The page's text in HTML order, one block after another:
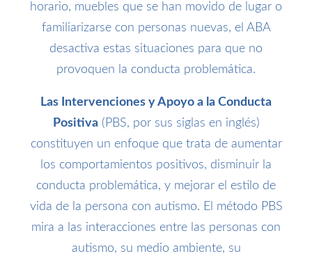
horario, muebles que se han movido de lugar o
familiarizarse con personas nuevas, el ABA
desactiva estas situaciones para que no
provoquen la conducta problemática.
Las Intervenciones y Apoyo a la Conducta
Positiva (PBS, por sus siglas en inglés)
constituyen un enfoque que trata de aumentar
los comportamientos positivos, disminuir la
conducta problemática, y mejorar el estilo de
vida de la persona con autismo. El método PBS
mira a las interacciones entre las personas con
autismo, su medio ambiente, su